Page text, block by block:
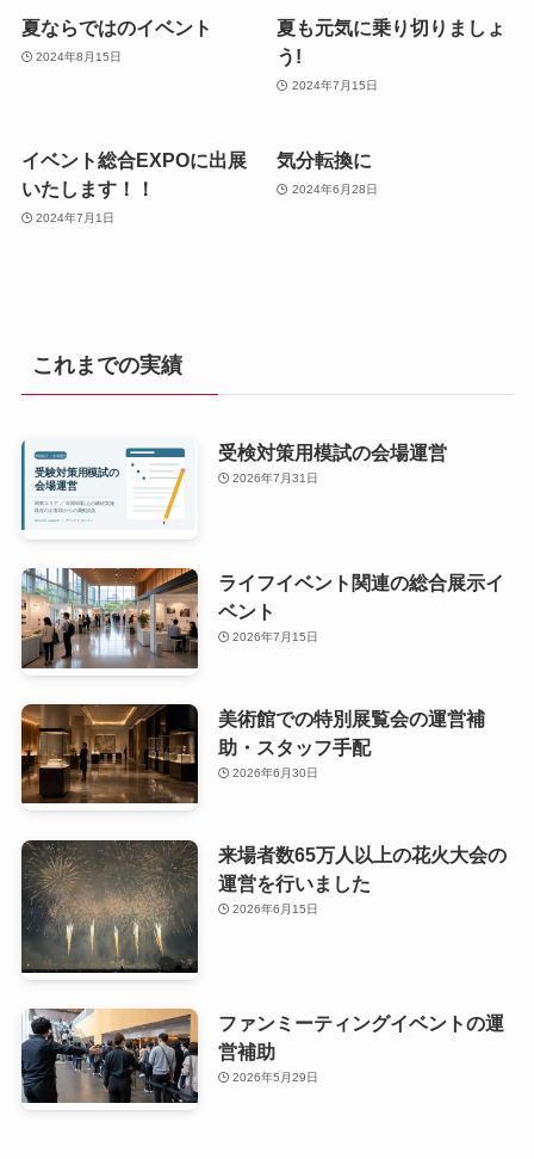
夏ならではのイベント
2024年8月15日
夏も元気に乗り切りましょ
う!
2024年7月15日
イベント総合EXPOに出展
いたします！！
2024年7月1日
気分転換に
2024年6月28日
これまでの実績
受検対策用模試の会場運営
2026年7月31日
ライフイベント関連の総合展示イ
ベント
2026年7月15日
美術館での特別展覧会の運営補
助・スタッフ手配
2026年6月30日
来場者数65万人以上の花火大会の
運営を行いました
2026年6月15日
ファンミーティングイベントの運
営補助
2026年5月29日